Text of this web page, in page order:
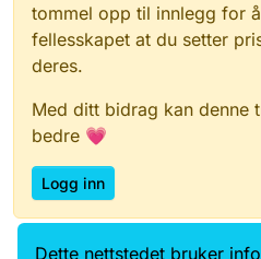
tommel opp til innlegg for
fellesskapet at du setter
deres.
Med ditt bidrag kan denne
bedre 💗
Logg inn
Dette nettstedet bruker